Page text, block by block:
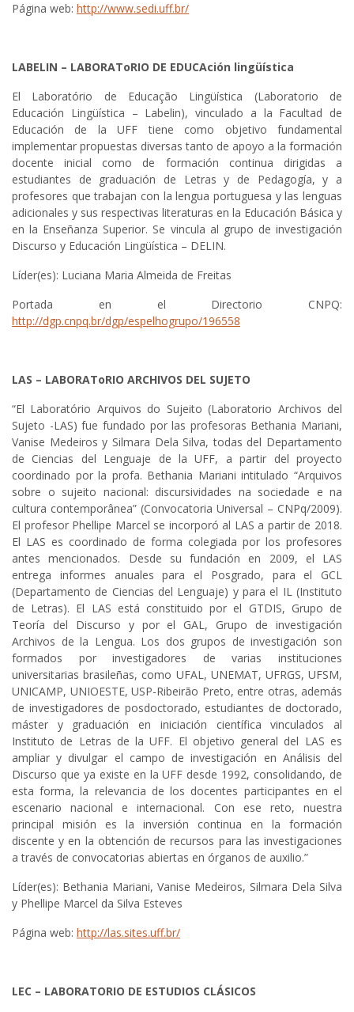
Página web: http://www.sedi.uff.br/
LABELIN – LABORAToRIO DE EDUCAción lingüística
El Laboratório de Educação Lingüística (Laboratorio de
Educación Lingüística – Labelin), vinculado a la Facultad de
Educación de la UFF tiene como objetivo fundamental
implementar propuestas diversas tanto de apoyo a la formación
docente inicial como de formación continua dirigidas a
estudiantes de graduación de Letras y de Pedagogía, y a
profesores que trabajan con la lengua portuguesa y las lenguas
adicionales y sus respectivas literaturas en la Educación Básica y
en la Enseñanza Superior. Se vincula al grupo de investigación
Discurso y Educación Lingüística – DELIN.
Líder(es): Luciana Maria Almeida de Freitas
Portada en el Directorio CNPQ:
http://dgp.cnpq.br/dgp/espelhogrupo/196558
LAS – LABORAToRIO ARCHIVOS DEL SUJETO
“El Laboratório Arquivos do Sujeito (Laboratorio Archivos del
Sujeto -LAS) fue fundado por las profesoras Bethania Mariani,
Vanise Medeiros y Silmara Dela Silva, todas del Departamento
de Ciencias del Lenguaje de la UFF, a partir del proyecto
coordinado por la profa. Bethania Mariani intitulado “Arquivos
sobre o sujeito nacional: discursividades na sociedade e na
cultura contemporânea” (Convocatoria Universal – CNPq/2009).
El profesor Phellipe Marcel se incorporó al LAS a partir de 2018.
El LAS es coordinado de forma colegiada por los profesores
antes mencionados. Desde su fundación en 2009, el LAS
entrega informes anuales para el Posgrado, para el GCL
(Departamento de Ciencias del Lenguaje) y para el IL (Instituto
de Letras). El LAS está constituido por el GTDIS, Grupo de
Teoría del Discurso y por el GAL, Grupo de investigación
Archivos de la Lengua. Los dos grupos de investigación son
formados por investigadores de varias instituciones
universitarias brasileñas, como UFAL, UNEMAT, UFRGS, UFSM,
UNICAMP, UNIOESTE, USP-Ribeirão Preto, entre otras, además
de investigadores de posdoctorado, estudiantes de doctorado,
máster y graduación en iniciación científica vinculados al
Instituto de Letras de la UFF. El objetivo general del LAS es
ampliar y divulgar el campo de investigación en Análisis del
Discurso que ya existe en la UFF desde 1992, consolidando, de
esta forma, la relevancia de los docentes participantes en el
escenario nacional e internacional. Con ese reto, nuestra
principal misión es la inversión continua en la formación
discente y en la obtención de recursos para las investigaciones
a través de convocatorias abiertas en órganos de auxilio.”
Líder(es): Bethania Mariani, Vanise Medeiros, Silmara Dela Silva
y Phellipe Marcel da Silva Esteves
Página web: http://las.sites.uff.br/
LEC – LABORATORIO DE ESTUDIOS CLÁSICOS